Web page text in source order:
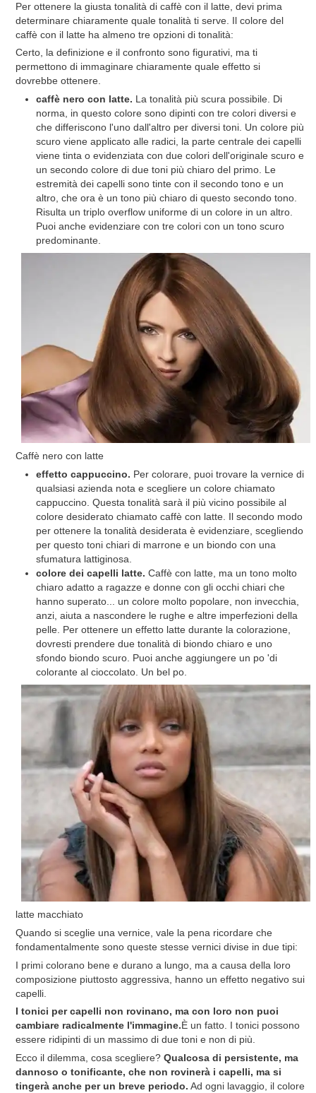
Per ottenere la giusta tonalità di caffè con il latte, devi prima
determinare chiaramente quale tonalità ti serve. Il colore del
caffè con il latte ha almeno tre opzioni di tonalità:
Certo, la definizione e il confronto sono figurativi, ma ti
permettono di immaginare chiaramente quale effetto si
dovrebbe ottenere.
caffè nero con latte. La tonalità più scura possibile. Di
norma, in questo colore sono dipinti con tre colori diversi e
che differiscono l'uno dall'altro per diversi toni. Un colore più
scuro viene applicato alle radici, la parte centrale dei capelli
viene tinta o evidenziata con due colori dell'originale scuro e
un secondo colore di due toni più chiaro del primo. Le
estremità dei capelli sono tinte con il secondo tono e un
altro, che ora è un tono più chiaro di questo secondo tono.
Risulta un triplo overflow uniforme di un colore in un altro.
Puoi anche evidenziare con tre colori con un tono scuro
predominante.
Caffè nero con latte
effetto cappuccino. Per colorare, puoi trovare la vernice di
qualsiasi azienda nota e scegliere un colore chiamato
cappuccino. Questa tonalità sarà il più vicino possibile al
colore desiderato chiamato caffè con latte. Il secondo modo
per ottenere la tonalità desiderata è evidenziare, scegliendo
per questo toni chiari di marrone e un biondo con una
sfumatura lattiginosa.
colore dei capelli latte. Caffè con latte, ma un tono molto
chiaro adatto a ragazze e donne con gli occhi chiari che
hanno superato... un colore molto popolare, non invecchia,
anzi, aiuta a nascondere le rughe e altre imperfezioni della
pelle. Per ottenere un effetto latte durante la colorazione,
dovresti prendere due tonalità di biondo chiaro e uno
sfondo biondo scuro. Puoi anche aggiungere un po 'di
colorante al cioccolato. Un bel po.
latte macchiato
Quando si sceglie una vernice, vale la pena ricordare che
fondamentalmente sono queste stesse vernici divise in due tipi:
I primi colorano bene e durano a lungo, ma a causa della loro
composizione piuttosto aggressiva, hanno un effetto negativo sui
capelli.
I tonici per capelli non rovinano, ma con loro non puoi
cambiare radicalmente l'immagine.È un fatto. I tonici possono
essere ridipinti di un massimo di due toni e non di più.
Ecco il dilemma, cosa scegliere? Qualcosa di persistente, ma
dannoso o tonificante, che non rovinerà i capelli, ma si
tingerà anche per un breve periodo. Ad ogni lavaggio, il colore